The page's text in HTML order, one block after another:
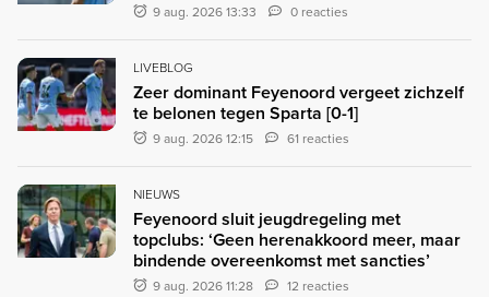
9 aug. 2026 13:33 0 reacties
LIVEBLOG
Zeer dominant Feyenoord vergeet zichzelf
te belonen tegen Sparta [0-1]
9 aug. 2026 12:15 61 reacties
NIEUWS
Feyenoord sluit jeugdregeling met
topclubs: ‘Geen herenakkoord meer, maar
bindende overeenkomst met sancties’
9 aug. 2026 11:28 12 reacties